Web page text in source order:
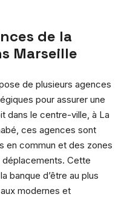
de la
Marseille
de plusieurs agences
pour assurer une
dans le centre-ville, à La
ces agences sont
en commun et des zones
Cette
banque d’être au plus
modernes et